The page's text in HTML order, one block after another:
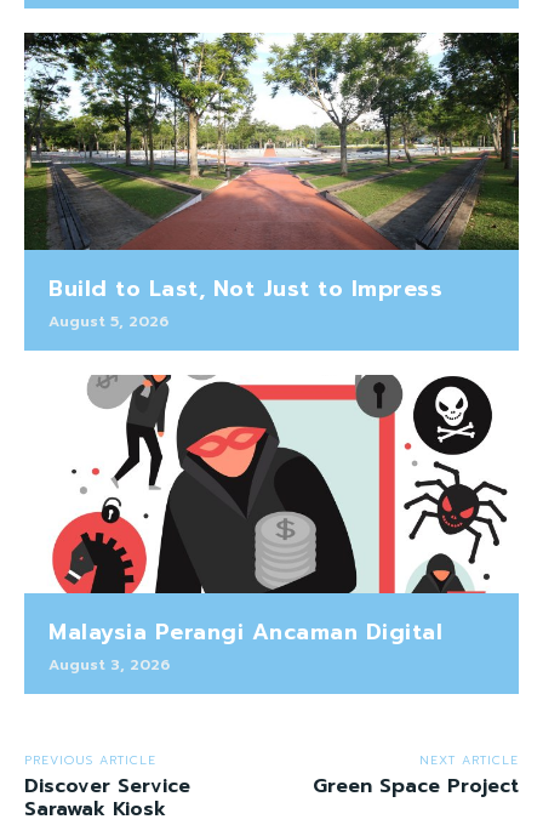
Build to Last, Not Just to Impress
August 5, 2026
Malaysia Perangi Ancaman Digital
August 3, 2026
PREVIOUS ARTICLE
Discover Service
Sarawak Kiosk
NEXT ARTICLE
Green Space Project